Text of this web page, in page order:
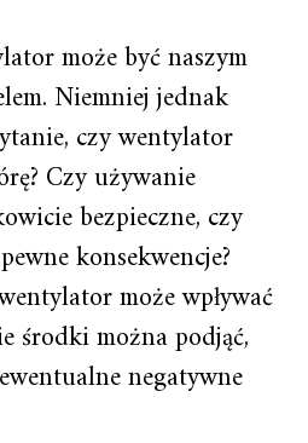
może być naszym
Niemniej jednak
czy wentylator
Czy używanie
bezpieczne, czy
konsekwencje?
może wpływać
środki można podjąć,
negatywne